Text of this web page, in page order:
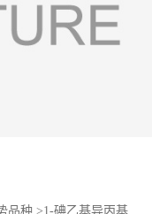
品种 >1-碘乙基异丙基